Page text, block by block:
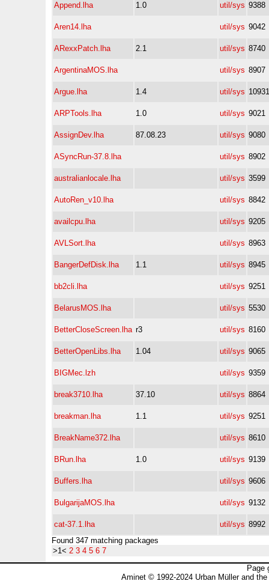
Append.lha 1.0 util/sys 9388
Aren14.lha util/sys 9042
ARexxPatch.lha 2.1 util/sys 8740
ArgentinaMOS.lha util/sys 8907
Argue.lha 1.4 util/sys 10931
ARPTools.lha 1.0 util/sys 9021
AssignDev.lha 87.08.23 util/sys 9080
ASyncRun-37.8.lha util/sys 8902
australianlocale.lha util/sys 3599
AutoRen_v10.lha util/sys 8842
availcpu.lha util/sys 9205
AVLSort.lha util/sys 8963
BangerDefDisk.lha 1.1 util/sys 8945
bb2cli.lha util/sys 9251
BelarusMOS.lha util/sys 5530
BetterCloseScreen.lha r3 util/sys 8160
BetterOpenLibs.lha 1.04 util/sys 9065
BIGMec.lzh util/sys 9359
break3710.lha 37.10 util/sys 8864
breakman.lha 1.1 util/sys 9251
BreakName372.lha util/sys 8610
BRun.lha 1.0 util/sys 9139
Buffers.lha util/sys 9606
BulgarijaMOS.lha util/sys 9132
cat-37.1.lha util/sys 8992
Found 347 matching packages
>1< 2 3 4 5 6 7
Page
Aminet © 1992-2024 Urban Müller and the